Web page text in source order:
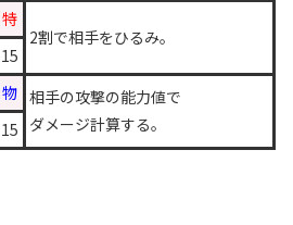
特
2割で相手をひるみ。
15
物 相手の攻撃の能力値で
ダメージ計算する。
15